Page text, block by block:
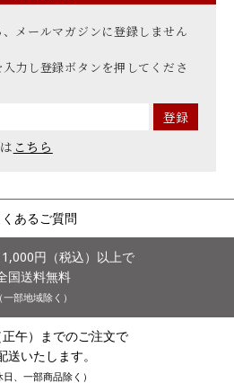
メールマガジンに登録しません
力し登録ボタンを押してくださ
こちら
あるご質問
円（税込）以上で
国送料無料
（一部地域除く）
午）までのご注文で
送いたします。
日、一部商品除く）